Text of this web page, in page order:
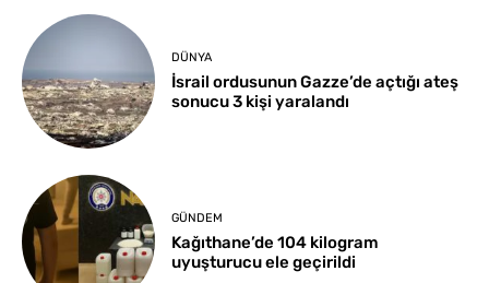
DÜNYA
İsrail ordusunun Gazze’de açtığı ateş
sonucu 3 kişi yaralandı
GÜNDEM
Kağıthane’de 104 kilogram
uyuşturucu ele geçirildi